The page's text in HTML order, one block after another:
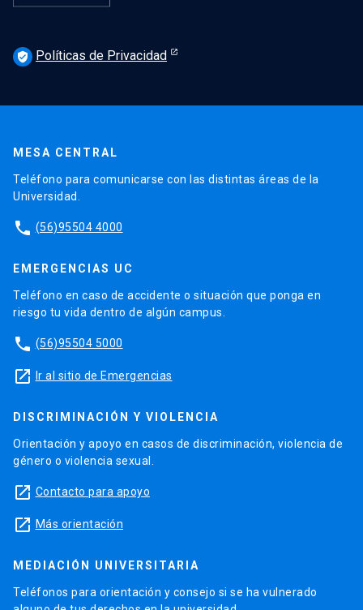
verified_user Políticas de Privacidad
MESA CENTRAL
Teléfono para comunicarse con las distintas áreas de la
Universidad.
phone (56)95504 4000
EMERGENCIAS UC
Teléfono en caso de accidente o situación que ponga en
riesgo tu vida dentro de algún campus.
phone (56)95504 5000
launch Ir al sitio de Emergencias
DISCRIMINACIÓN Y VIOLENCIA
Orientación y apoyo en casos de discriminación, violencia de
género o violencia sexual.
launch Contacto para apoyo
launch Más orientación
MEDIACIÓN UNIVERSITARIA
Teléfonos para orientación y consejo si se ha vulnerado